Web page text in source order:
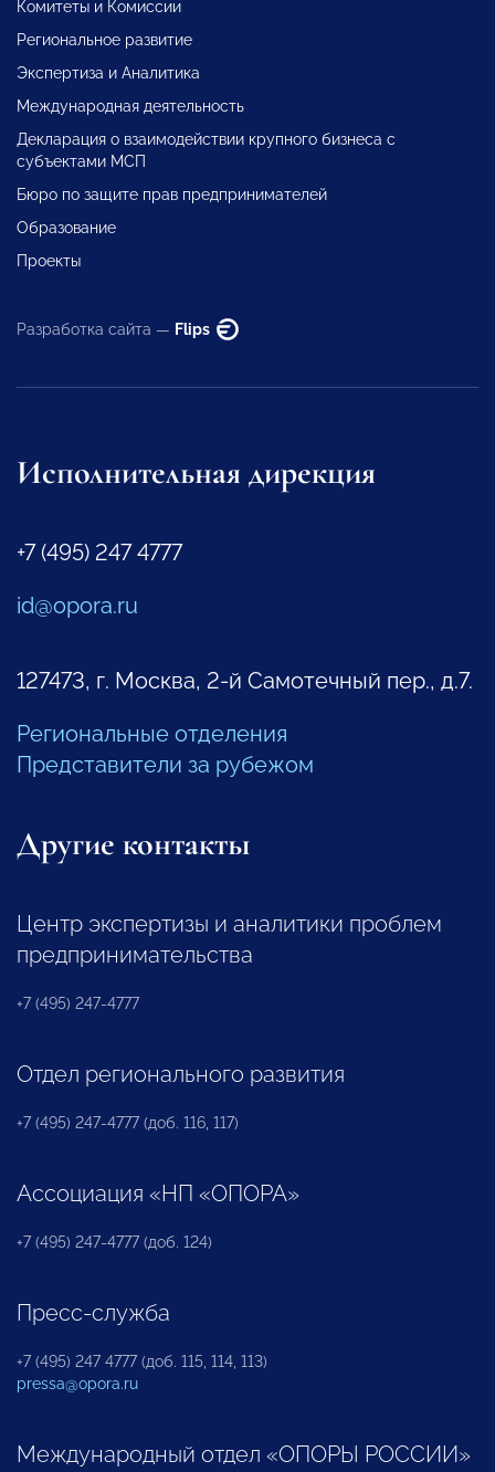
Комитеты и Комиссии
Региональное развитие
Экспертиза и Аналитика
Международная деятельность
Декларация о взаимодействии крупного бизнеса с
субъектами МСП
Бюро по защите прав предпринимателей
Образование
Проекты
Разработка сайта — Flips
Исполнительная дирекция
+7 (495) 247 4777
id@opora.ru
127473, г. Москва, 2-й Самотечный пер., д.7.
Региональные отделения
Представители за рубежом
Другие контакты
Центр экспертизы и аналитики проблем
предпринимательства
+7 (495) 247-4777
Отдел регионального развития
+7 (495) 247-4777 (доб. 116, 117)
Ассоциация «НП «ОПОРА»
+7 (495) 247-4777 (доб. 124)
Пресс-служба
+7 (495) 247 4777 (доб. 115, 114, 113)
pressa@opora.ru
Международный отдел «ОПОРЫ РОССИИ»